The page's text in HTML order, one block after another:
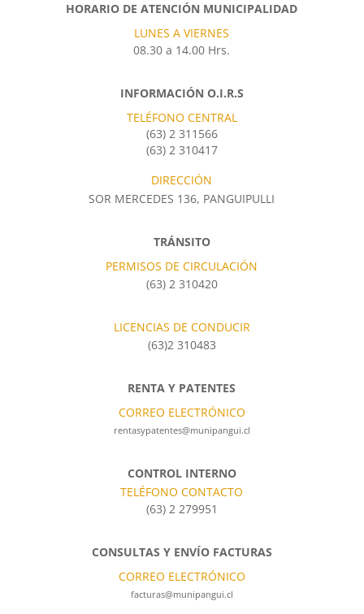
HORARIO DE ATENCIÓN MUNICIPALIDAD
LUNES A VIERNES
08.30 a 14.00 Hrs.
INFORMACIÓN O.I.R.S
TELÉFONO CENTRAL
(63) 2 311566
(63) 2 310417
DIRECCIÓN
SOR MERCEDES 136, PANGUIPULLI
TRÁNSITO
PERMISOS DE CIRCULACIÓN
(63) 2 310420
LICENCIAS DE CONDUCIR
(63)2 310483
RENTA Y PATENTES
CORREO ELECTRÓNICO
rentasypatentes@munipangui.cl
CONTROL INTERNO
TELÉFONO CONTACTO
(63) 2 279951
CONSULTAS Y ENVÍO FACTURAS
CORREO ELECTRÓNICO
facturas@munipangui.cl